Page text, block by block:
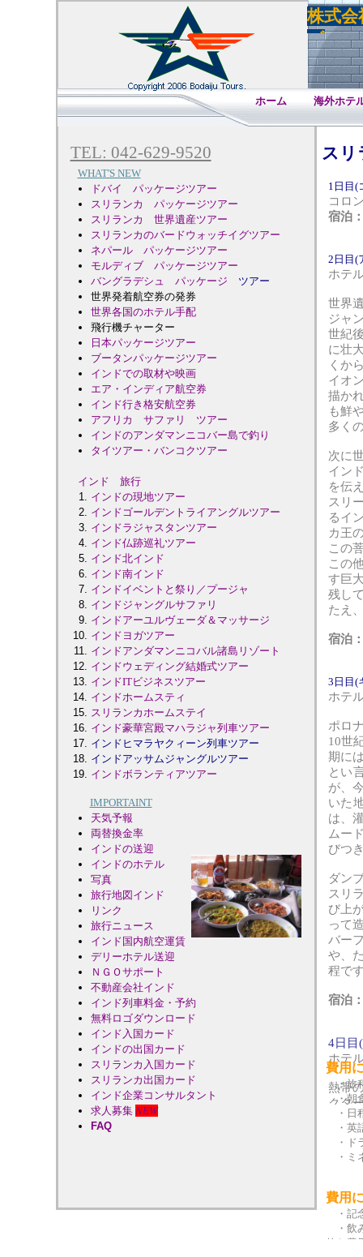
TEL: 042-629-9520
WHAT'S NEW
ドバイ パッケージツアー
スリランカ パッケージツアー
スリランカ 世界遺産ツアー
スリランカのバードウォッチイグツアー
ネパール パッケージツアー
モルディブ パッケージツアー
バングラデシュ パッケージ ツアー
世界発着航空券の発券
世界各国のホテル手配
飛行機チャーター
日本パッケージツアー
ブータンパッケージツアー
インドでの取材や映画
エア・インディア航空券
インド行き格安航空券
アフリカ サファリ ツアー
インドのアンダマンニコバー島で釣り
タイツアー・バンコクツアー
インド 旅行
インドの現地ツアー
インドゴールデントライアングルツアー
インドラジャスタンツアー
インド仏跡巡礼ツアー
インド北インド
インド南インド
インドイベントと祭り／プージャ
インドジャングルサファリ
インドアーユルヴェーダ＆マッサージ
インドヨガツアー
インドアンダマンニコバル諸島リゾート
インドウェディング結婚式ツアー
インドITビジネスツアー
インドホームスティ
スリランカホームステイ
インド豪華宮殿マハラジャ列車ツアー
インドヒマラヤクィーン列車ツアー
インドアッサムジャングルツアー
インドボランティアツアー
IMPORTAINT
天気予報
両替換金率
インドの送迎
インドのホテル
写真
旅行地図 インド
リンク
旅行ニュース
インド国内航空運賃
デリーホテル送迎
ＮＧＯサポート
不動産会社インド
インド列車料金・予約
無料ロゴダウンロード
インド入国カード
インドの出国カード
スリランカ入国カード
スリランカ出国カード
インド企業コンサルタント
求人募集 NEW
FAQ
1日目(
コロ
宿泊
2日目(
ホテ
世界
ジャ
世紀
に壮
くか
イオ
描か
も鮮
多く
次に
イン
を伝
スリ
るイ
カ王
この
この
す巨
残し
たえ
宿泊
3日目(
ホテ
ポロ
10世
期に
とい
が、
いた
は、
ムー
びつ
ダン
スリ
び上
って
バー
や、
程で
宿泊
4日目
ホテ
熱帯
クタ
ーユ
グ、
象の
コロ
夕方
日本
スリ
費用
・旅程
・朝
・日
・英
・ド
・ミ
費用
・記
・飲
的な費
株式
ズ
ホーム 海外ホテ